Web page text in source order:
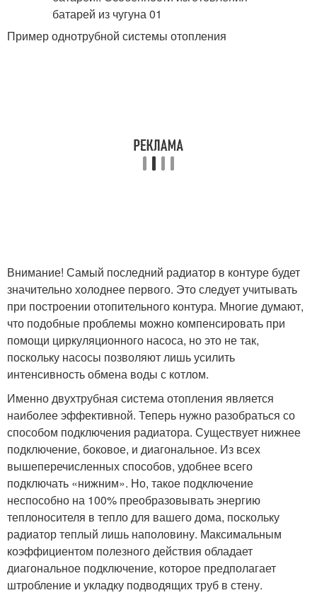
Пример однотрубной системы отопления
Внимание! Самый последний радиатор в контуре будет
значительно холоднее первого. Это следует учитывать
при построении отопительного контура. Многие думают,
что подобные проблемы можно компенсировать при
помощи циркуляционного насоса, но это не так,
поскольку насосы позволяют лишь усилить
интенсивность обмена воды с котлом.
Именно двухтрубная система отопления является
наиболее эффективной. Теперь нужно разобраться со
способом подключения радиатора. Существует нижнее
подключение, боковое, и диагональное. Из всех
вышеперечисленных способов, удобнее всего
подключать «нижним». Но, такое подключение
неспособно на 100% преобразовывать энергию
теплоносителя в тепло для вашего дома, поскольку
радиатор теплый лишь наполовину. Максимальным
коэффициентом полезного действия обладает
диагональное подключение, которое предполагает
штробление и укладку подводящих труб в стену.